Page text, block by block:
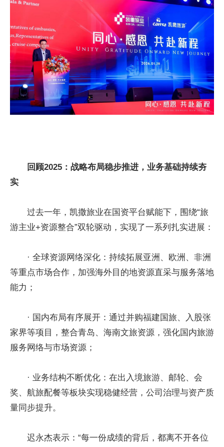
回顾2025：战略布局稳步推进，业务基础持续夯
实
过去一年，凯撒旅业在国资平台赋能下，围绕“旅
游主业+资源整合”双轮驱动，实现了一系列扎实进展：
· 全球资源网络深化：持续拓展亚洲、欧洲、非洲
等重点市场合作，加强海外目的地资源直采与服务落地
能力；
· 国内布局有序展开：通过并购福建国旅、入股张
家界等项目，整合青岛、海南文旅资源，强化国内旅游
服务网络与市场资源；
· 业务结构不断优化：在出入境旅游、邮轮、会
奖、航旅配餐等板块实现稳健经营，公司治理与资产质
量同步提升。
迟永杰表示：“每一份成绩的背后，都离不开各位